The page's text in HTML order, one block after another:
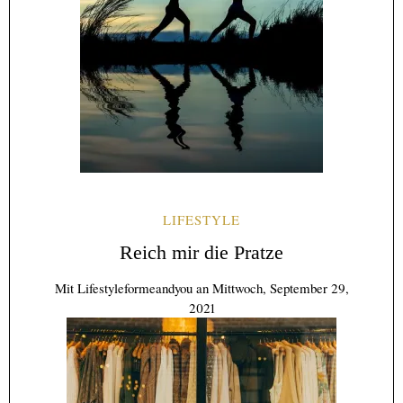
LIFESTYLE
Reich mir die Pratze
Mit Lifestyleformeandyou an Mittwoch, September 29,
2021